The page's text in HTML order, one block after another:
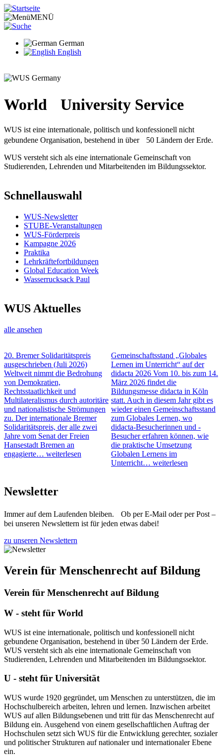
Direkt
zum
Inhalt
MENÜ
German
English
World University Service
WUS ist eine internationale, politisch und konfessionell nicht
gebundene Organisation, bestehend in über 50 Ländern der Erde.
WUS versteht sich als eine internationale Gemeinschaft von
Studierenden, Lehrenden und Mitarbeitenden im Bildungssektor.
Schnellauswahl
WUS-Newsletter
STUBE-Veranstaltungen
WUS-Förderpreis
Kampagne 2026
Praktika
Lehrkräftefortbildungen
Global Education Week
Wasserrucksack Paul
WUS Aktuelles
alle ansehen
20. Bremer Solidaritätspreis
ausgeschrieben (Juli 2026)
Weltweit nimmt die Bedrohung
von Demokratien,
Rechtsstaatlichkeit und
Multilateralismus durch autoritäre
und nationalistische Strömungen
zu. Der internationale Bremer
Solidaritätspreis, der alle zwei
Jahre vom Senat der Freien
Hansestadt Bremen an
engagierte… weiterlesen
Gemeinschaftsstand „Globales
Lernen im Unterricht“ auf der
didacta 2026 Vom 10. bis zum 14.
März 2026 findet die
Bildungsmesse didacta in Köln
statt. Auch in diesem Jahr gibt es
wieder einen Gemeinschaftsstand
zum Globales Lernen, wo
didacta-Besucherinnen und -
Besucher erfahren können, wie
die praktische Umsetzung
Globalen Lernens im
Unterricht… weiterlesen
Newsletter
Immer auf dem Laufenden bleiben. Ob per E-Mail oder per Post –
bei unseren Newslettern ist für jeden etwas dabei!
zu unseren Newslettern
Verein für Menschenrecht auf Bildung
Verein für Menschenrecht auf Bildung
W - steht für World
WUS ist eine internationale, politisch und konfessionell nicht
gebundene Organisation, bestehend in über 50 Ländern der Erde.
WUS versteht sich als eine internationale Gemeinschaft von
Studierenden, Lehrenden und Mitarbeitenden im Bildungssektor.
U - steht für Universität
WUS wurde 1920 gegründet, um Menschen zu unterstützen, die im
Hochschulbereich arbeiten, lehren und lernen. Inzwischen arbeitet
WUS auf allen Bildungsebenen und tritt für das Menschenrecht auf
Bildung ein. Ausgehend von einem gesellschaftlichen Auftrag der
Hochschulen setzt sich WUS für die Entwicklung gerechter, sozialer
und politischer Strukturen auf nationaler und internationaler Ebene
ein.